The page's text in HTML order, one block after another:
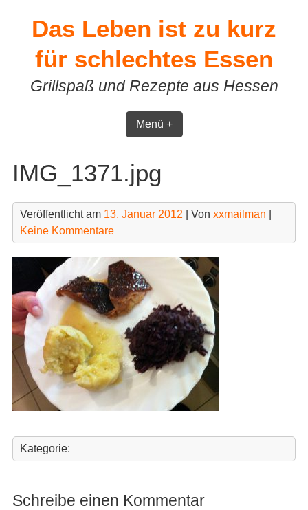
contentDas Leben ist zu kurz
für schlechtes Essen
Grillspaß und Rezepte aus Hessen
Menü +
IMG_1371.jpg
Veröffentlicht am 13. Januar 2012 | Von xxmailman
Keine Kommentare
Kategorie:
Schreibe einen Kommentar